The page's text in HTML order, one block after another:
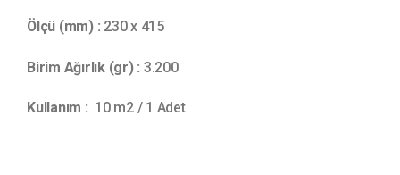
Ölçü (mm) : 230 x 415
Birim Ağırlık (gr) : 3.200
Kullanım : 10 m2 / 1 Adet